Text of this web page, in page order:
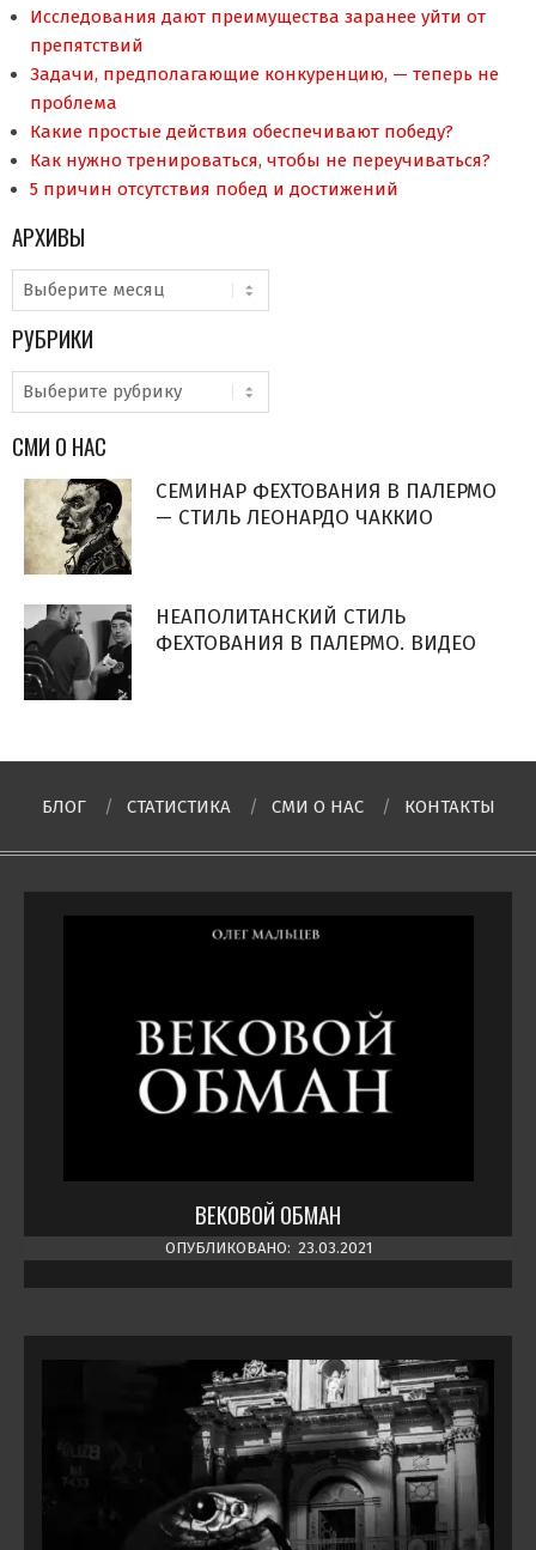
Исследования дают преимущества заранее уйти от
препятствий
Задачи, предполагающие конкуренцию, — теперь не
проблема
Какие простые действия обеспечивают победу?
Как нужно тренироваться, чтобы не переучиваться?
5 причин отсутствия побед и достижений
АРХИВЫ
Архивы
РУБРИКИ
Рубрики
СМИ О НАС
СЕМИНАР ФЕХТОВАНИЯ В ПАЛЕРМО
— СТИЛЬ ЛЕОНАРДО ЧАККИО
НЕАПОЛИТАНСКИЙ СТИЛЬ
ФЕХТОВАНИЯ В ПАЛЕРМО. ВИДЕО
БЛОГ СТАТИСТИКА СМИ О НAC КОНТАКТЫ
ВЕКОВОЙ ОБМАН
ОПУБЛИКОВАНО: 23.03.2021